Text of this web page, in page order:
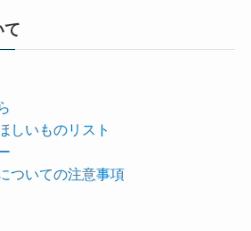
て
しいものリスト
ついての注意事項